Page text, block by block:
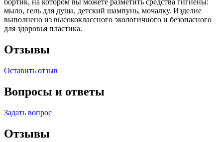
бортик, на котором вы можете разметить средства гигиены:
мыло, гель для душа, детский шампунь, мочалку. Изделие
выполнено из высококлассного экологичного и безопасного
для здоровья пластика.
Отзывы
Оставить отзыв
Вопросы и ответы
Задать вопрос
Отзывы